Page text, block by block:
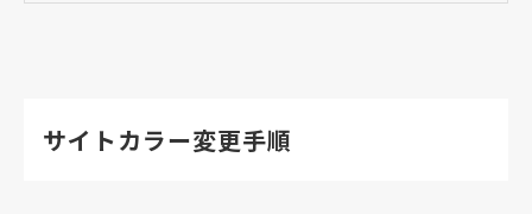
サイトカラー変更手順